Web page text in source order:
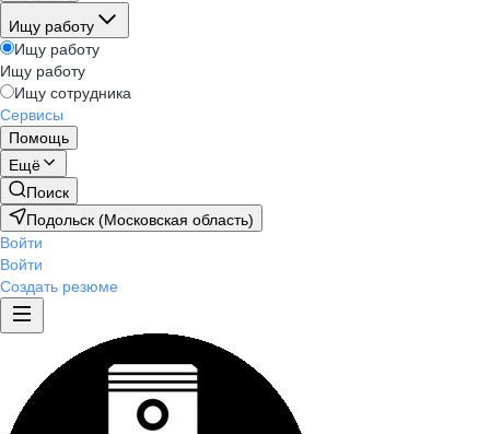
Ищу работу
Ищу работу
Ищу работу
Ищу сотрудника
Сервисы
Помощь
Ещё
Поиск
Подольск (Московская область)
Войти
Войти
Создать резюме